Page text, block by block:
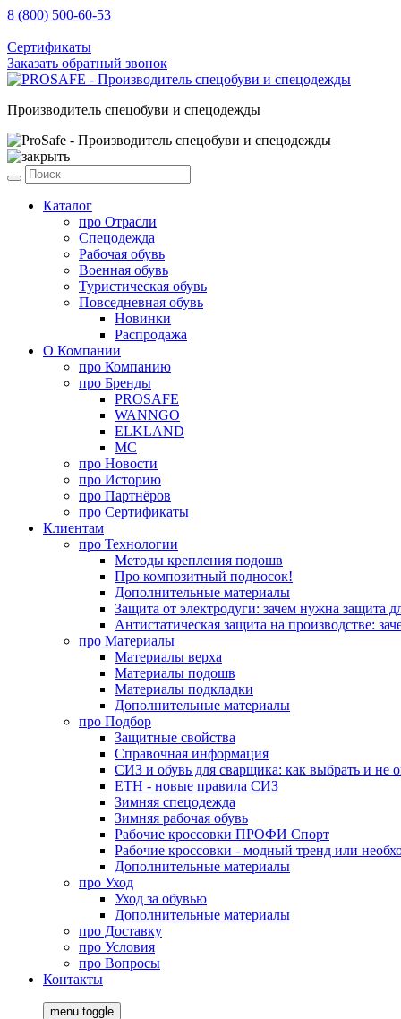
8 (800) 500-60-53
Сертификаты
Заказать обратный звонок
Производитель спецобуви и спецодежды
Каталог
про Отрасли
Спецодежда
Рабочая обувь
Военная обувь
Туристическая обувь
Повседневная обувь
Новинки
Распродажа
О Компании
про Компанию
про Бренды
PROSAFE
WANNGO
ELKLAND
MC
про Новости
про Историю
про Партнёров
про Сертификаты
Клиентам
про Технологии
Методы крепления подошв
Про композитный подносок!
Дополнительные материалы
Защита от электродуги: зачем нужна защита
Антистатическая защита на производстве:
про Материалы
Материалы верха
Материалы подошв
Материалы подкладки
Дополнительные материалы
про Подбор
Защитные свойства
Справочная информация
СИЗ и обувь для сварщика: как выбрать и не
ЕТН - новые правила СИЗ
Зимняя спецодежда
Зимняя рабочая обувь
Рабочие кроссовки ПРОФИ Спорт
Рабочие кроссовки - модный тренд или
Дополнительные материалы
про Уход
Уход за обувью
Дополнительные материалы
про Доставку
про Условия
про Вопросы
Контакты
menu toggle